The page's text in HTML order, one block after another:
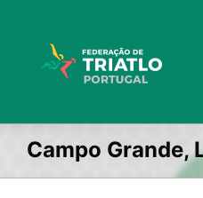
Campo Grande,